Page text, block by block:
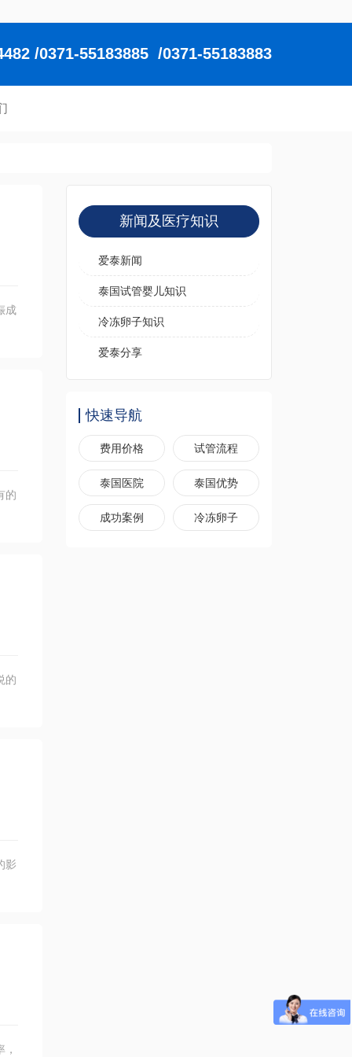
/0371-55183885 /0371-55183883
成
的
的
影
新闻及医疗知识
爱泰新闻
泰国试管婴儿知识
冷冻卵子知识
爱泰分享
快速导航
费用价格 试管流程
泰国医院 泰国优势
成功案例 冷冻卵子